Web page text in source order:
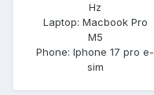
Hz
Laptop: Macbook Pro
M5
Phone: Iphone 17 pro e-
sim